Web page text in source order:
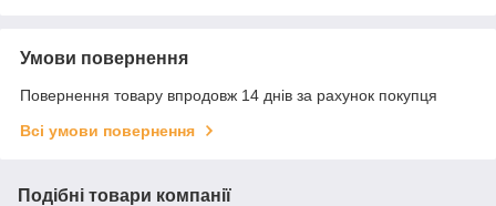
Умови повернення
Повернення товару впродовж 14 днів за рахунок покупця
Всі умови повернення
Подібні товари компанії